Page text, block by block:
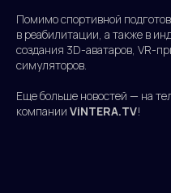
Помимо спортивной
в реабилитации, а также в
создания 3D-аватаров, VR-
симуляторов.
Еще больше новостей — на
компании ViNTERA.TV!